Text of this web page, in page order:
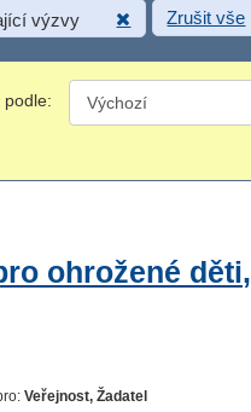
výzvy Zrušit vše
podle:
ohrožené
Veřejnost, Žadatel